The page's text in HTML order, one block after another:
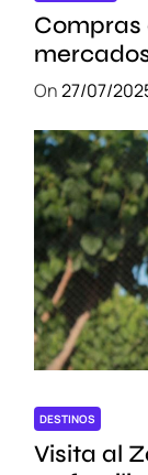
Compras
On27/07/
DESTINOS
Visita al